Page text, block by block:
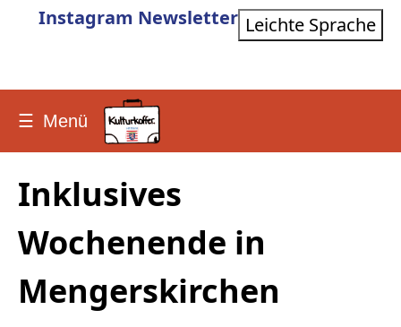
Instagram Newsletter Leichte Sprache
☰ Menü
Inklusives
Wochenende in
Mengerskirchen